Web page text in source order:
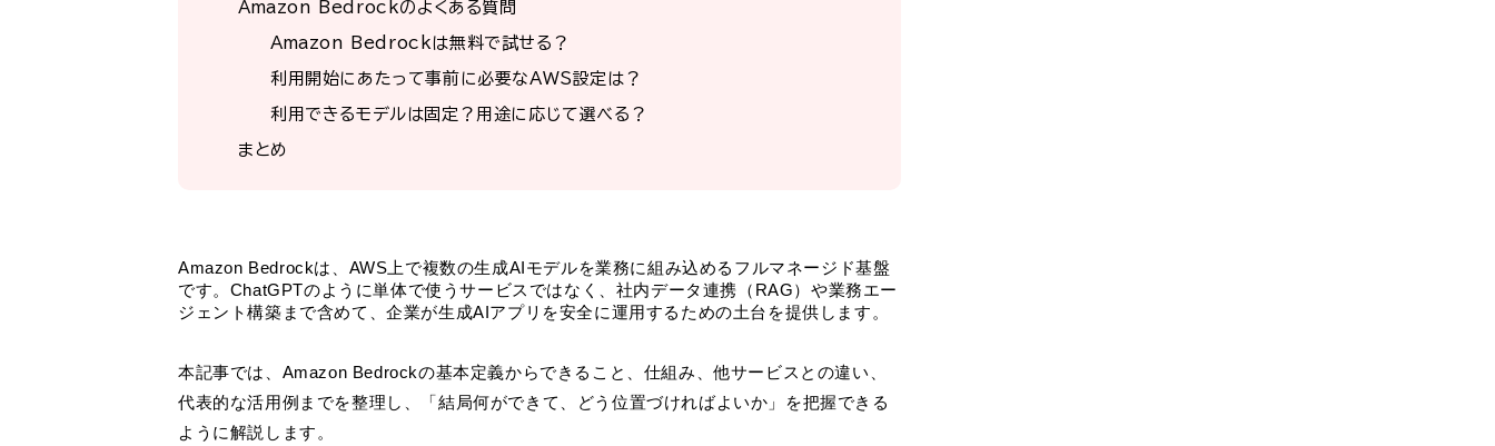
Amazon Bedrockのよくある質問
Amazon Bedrockは無料で試せる？
利用開始にあたって事前に必要なAWS設定は？
利用できるモデルは固定？用途に応じて選べる？
まとめ
Amazon Bedrockは、AWS上で複数の生成AIモデルを業務に組み込めるフルマネージド基盤
です。ChatGPTのように単体で使うサービスではなく、社内データ連携（RAG）や業務エー
ジェント構築まで含めて、企業が生成AIアプリを安全に運用するための土台を提供します。
本記事では、Amazon Bedrockの基本定義からできること、仕組み、他サービスとの違い、
代表的な活用例までを整理し、「結局何ができて、どう位置づければよいか」を把握できる
ように解説します。